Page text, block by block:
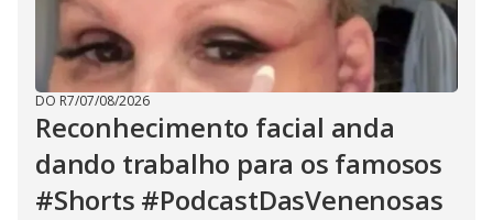
DO R7/07/08/2026
Reconhecimento facial anda
dando trabalho para os famosos
#Shorts #PodcastDasVenenosas